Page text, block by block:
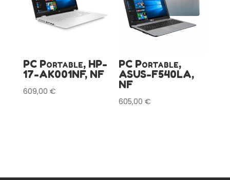
PC Portable, HP-
17-AK001NF, NF
609,00 €
PC Portable,
ASUS-F540LA,
NF
605,00€